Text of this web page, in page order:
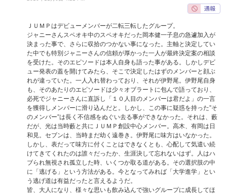
ＪＵＭＰはデビューメンバーが二転三転したグループ。
ジャニーさんスペオキ中のスペオキだった岡本健一子息の急遽加入が
決まった事で、さらに収拾のつかない事になった。主軸と決定してい
た中でも特別ジャニーさんの信頼が厚かった一人が最終決定案の相談
を受けた。そのエピソードは本人自身も語った事がある。しかしデビ
ュー発表の蓋を開けてみたら、そこで決定したはずのメンバーと顔ぶ
れが違っていた。一人入れ替わっており、それが伊野尾。伊野尾自身
も、そのあたりのエピソードは少々オブラートに包んで語っており、
必死でジャニーさんに直訴し「１０人目のメンバーは君だよ」の一言
を獲得しメンバーに滑り込んだと。しかし、この事に疑惑を持った”そ
のメンバー”は長く不信感をぬぐい去る事ができなかった。それは、藪
だが、光は当時藪と共にＪＵＭＰ創設中心メンバー。高木、有岡は日
和見。セブンは、当時まだ幼く遠巻き。伊野尾に味方はいなかった。
しかし、表だって味方に付くことはできなくとも、心配して気遣い続
けてきてくれたのは誰々だったか、生涯決して忘れないはず。人はハ
ブられ無視され孤立した時、いくつか取る道がある。その選択肢の中
に「逃げる」という方法がある。今となってみれば「大学進学」とい
う逃げ道は有益だったと言えるようだ。
皆、大人になり、様々な思いも飲み込んで強いグループに成長してほ